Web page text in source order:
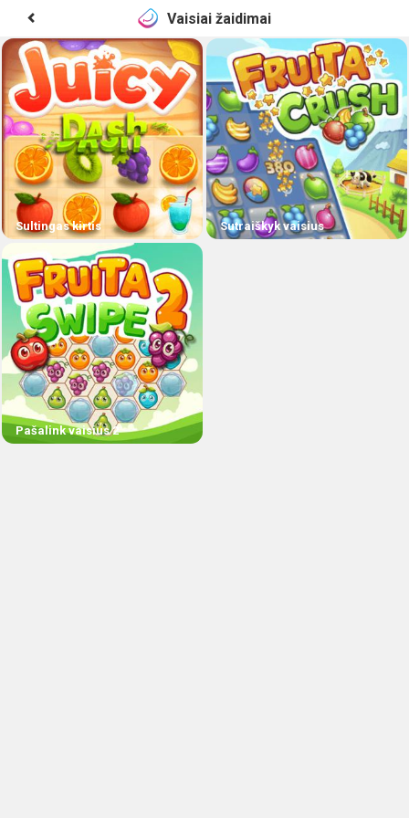
Vaisiai žaidimai
Sultingas kirtis Sutraiškyk vaisius
Pašalink vaisius 2